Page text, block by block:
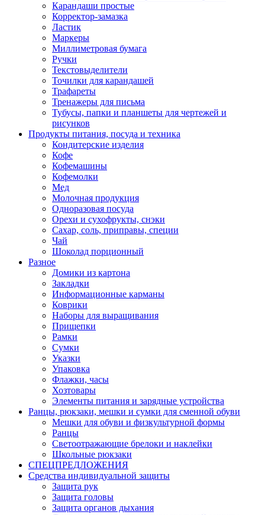
Карандаши простые
Корректор-замазка
Ластик
Маркеры
Миллиметровая бумага
Ручки
Текстовыделители
Точилки для карандашей
Трафареты
Тренажеры для письма
Тубусы, папки и планшеты для чертежей и
рисунков
Продукты питания, посуда и техника
Кондитерские изделия
Кофе
Кофемашины
Кофемолки
Мед
Молочная продукция
Одноразовая посуда
Орехи и сухофрукты, снэки
Сахар, соль, приправы, специи
Чай
Шоколад порционный
Разное
Домики из картона
Закладки
Информационные карманы
Коврики
Наборы для выращивания
Прищепки
Рамки
Сумки
Указки
Упаковка
Флажки, часы
Хозтовары
Элементы питания и зарядные устройства
Ранцы, рюкзаки, мешки и сумки для сменной обуви
Мешки для обуви и физкультурной формы
Ранцы
Светоотражающие брелоки и наклейки
Школьные рюкзаки
СПЕЦПРЕДЛОЖЕНИЯ
Средства индивидуальной защиты
Защита рук
Защита головы
Защита органов дыхания